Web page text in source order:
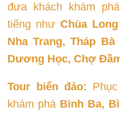
đưa khách khám
tiếng như Chùa
Nha Trang, Tháp Bà
Dương Học, Chợ
Tour biển đảo:
khám phá Bình Ba,